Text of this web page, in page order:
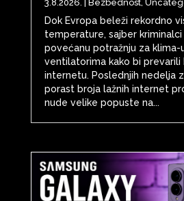
3.8.2026. Bezbednost,
Dok Evropa beleži rekordno
temperature, sajber
povećanu potražnju za klima-
ventilatorima kako bi prevarili
internetu. Poslednjih nedelja
porast broja lažnih internet
nude velike popuste na...